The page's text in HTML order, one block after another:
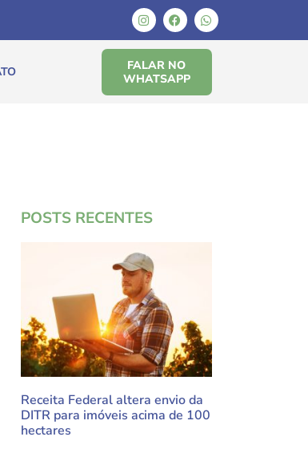
FALAR NO
WHATSAPP
POSTS RECENTES
Receita Federal altera envio da
DITR para imóveis acima de 100
hectares